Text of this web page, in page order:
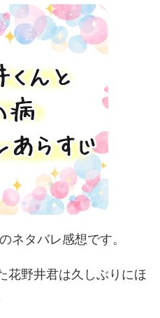
ネタバレ感想です。
花野井君は久しぶりにほ